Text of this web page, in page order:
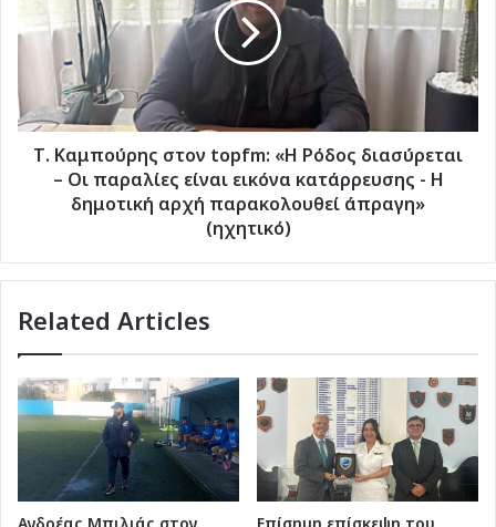
ΜΒ"
(ηχητικό)
«Η
διασύρεται
–
Οι
παραλίες
κατάρρευσης
Η
αρχή
άπραγη»
(ηχητικό)
Τ. Καμπούρης στον topfm: «Η Ρόδος διασύρεται
– Οι παραλίες είναι εικόνα κατάρρευσης - Η
δημοτική αρχή παρακολουθεί άπραγη»
(ηχητικό)
Related Articles